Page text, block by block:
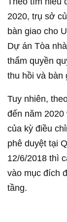
2020, trụ sở
bàn giao cho
Dự án Tòa
thẩm quyền
thu hồi và bàn
Tuy nhiên,
đến năm
của kỳ điều
phê duyệt tại
12/6/2018 thì
vào mục đích
tầng.